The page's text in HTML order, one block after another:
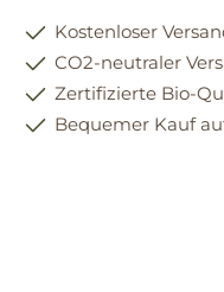
Kostenloser
CO2-neutraler
Zertifizierte Bio-
Bequemer Kauf